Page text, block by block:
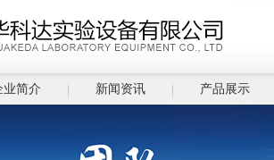
业简介 新闻资讯 产品展示